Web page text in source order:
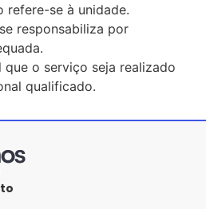
refere-se à unidade.
responsabiliza por
que o serviço seja realizado
qualificado.